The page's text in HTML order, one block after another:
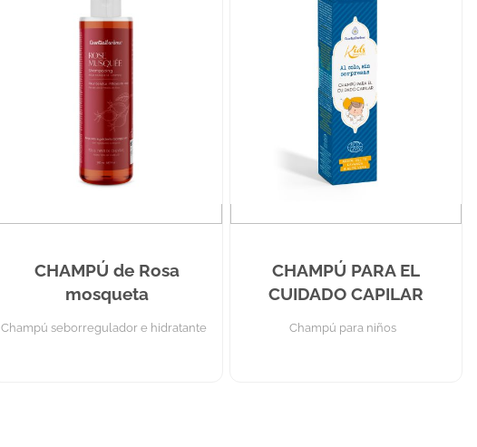
CHAMPÚ de Rosa
mosqueta
Champú seborregulador e hidratante
CHAMPÚ PARA EL
CUIDADO CAPILAR
Champú para niños